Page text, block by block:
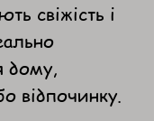
свіжість і
дому,
відпочинку.